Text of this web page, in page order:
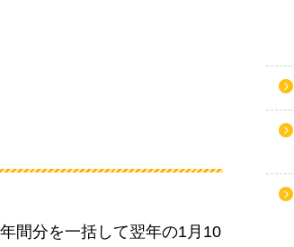
間分を一括して翌年の1月10